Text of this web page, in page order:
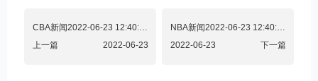
CBA新闻2022-06-23 12:40:42简报
上一篇
2022-06-23
NBA新闻2022-06-23 12:40:42简报
2022-06-23
下一篇